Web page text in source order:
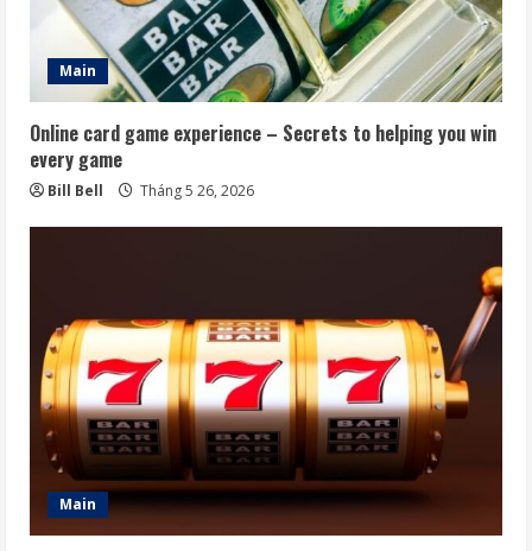
Main
Online card game experience – Secrets to helping you win
every game
Bill Bell Tháng 5 26, 2026
Main